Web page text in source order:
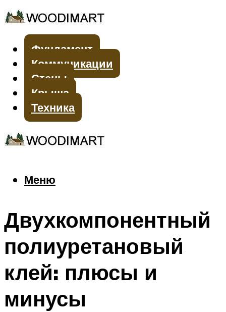
Фундамент
Коммуникации
Стены
Крыша
Техника
Меню
Меню
Двухкомпонентный
полиуретановый
клей: плюсы и
минусы